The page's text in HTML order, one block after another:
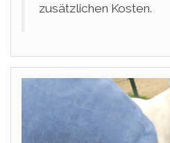
zusätzlichen Kosten.